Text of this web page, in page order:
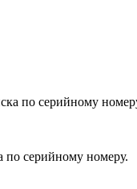
по серийному
по серийному номеру.